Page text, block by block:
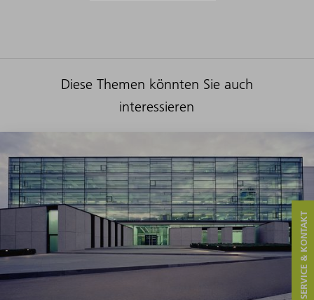
Diese Themen könnten Sie auch
interessieren
SERVICE & KONTAKT